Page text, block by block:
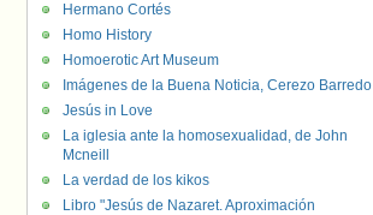
Hermano Cortés
Homo History
Homoerotic Art Museum
Imágenes de la Buena Noticia, Cerezo Barredo
Jesús in Love
La iglesia ante la homosexualidad, de John
Mcneill
La verdad de los kikos
Libro "Jesús de Nazaret. Aproximación